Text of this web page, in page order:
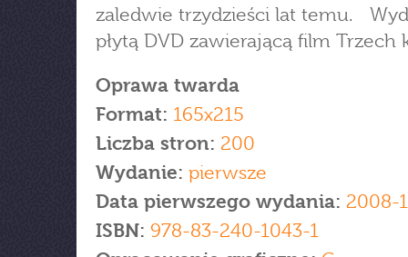
zaledwie trzydzieści lat temu.
płytą DVD zawierającą film Trzech
Oprawa twarda
Format: 165x215
Liczba stron: 200
Wydanie: pierwsze
Data pierwszego wydania: 2008-
ISBN: 978-83-240-1043-1